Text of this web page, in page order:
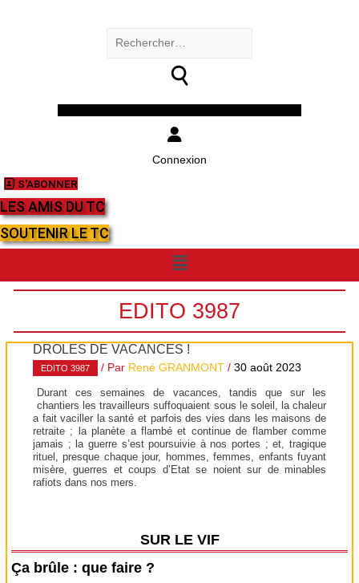
Rechercher :
Connexion
S'ABONNER
LES AMIS DU TC
SOUTENIR LE TC
Menu
EDITO 3987
DRÔLES DE VACANCES !
EDITO 3987 / Par René GRANMONT /30 août 2023
Durant ces semaines de vacances, tandis que sur les
chantiers les travailleurs suffoquaient sous le soleil, la chaleur
a fait vaciller la santé et parfois des vies dans les maisons de
retraite ; la planète a flambé et continue de flamber comme
jamais ; la guerre s’est poursuivie à nos portes ; et, tragique
rituel, presque chaque jour, hommes, femmes, enfants fuyant
misère, guerres et coups d’Etat se noient sur de minables
rafiots dans nos mers.
SUR LE VIF
Ça brûle : que faire ?